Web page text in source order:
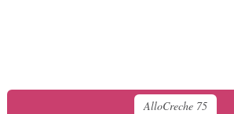
AlloCreche 75